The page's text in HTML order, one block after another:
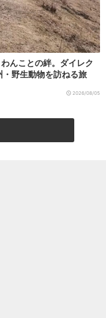
んことの絆。ダイレク
・野生動物を訪ねる旅
2026/08/05